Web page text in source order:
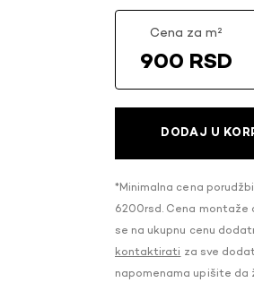
Cena za m²
900 RSD
DODAJ U
*Minimalna cena
6200rsd. Cena montaže
se na ukupnu cenu
kontaktirati za sve
napomenama upišite da